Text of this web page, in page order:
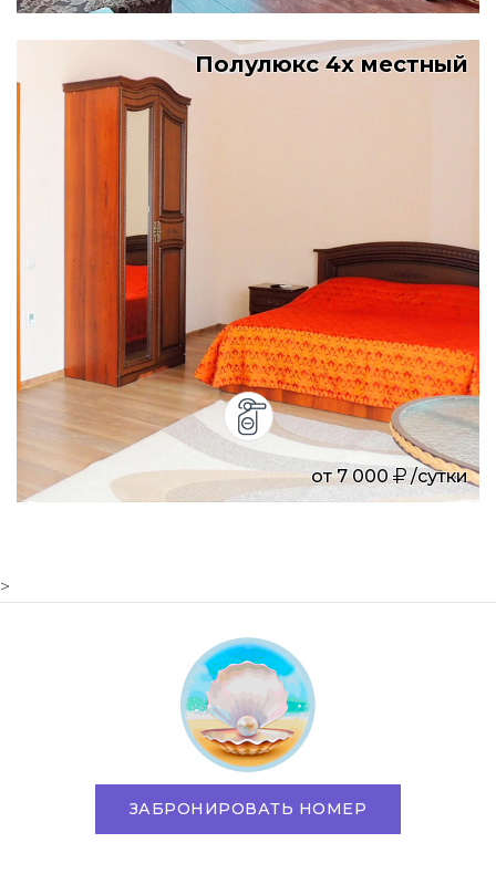
Полулюкс 4х местный
от 7 000 /сутки
>
ЗАБРОНИРОВАТЬ НОМЕР